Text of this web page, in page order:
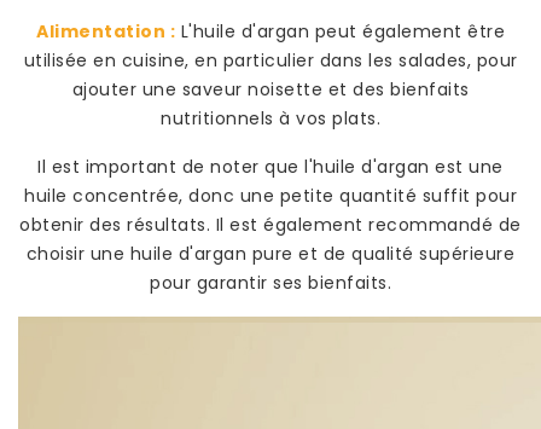
Alimentation : L'huile d'argan peut également être
utilisée en cuisine, en particulier dans les salades, pour
ajouter une saveur noisette et des bienfaits
nutritionnels à vos plats.
Il est important de noter que l'huile d'argan est une
huile concentrée, donc une petite quantité suffit pour
obtenir des résultats. Il est également recommandé de
choisir une huile d'argan pure et de qualité supérieure
pour garantir ses bienfaits.